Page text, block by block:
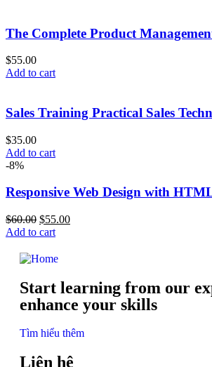
The Complete Product
$55.00
Add to cart
Sales Training Practical Sales
$35.00
Add to cart
-8%
Responsive Web Design with
$60.00 $55.00
Add to cart
Start learning from our
enhance your skills
Tìm hiểu thêm
Liên hệ